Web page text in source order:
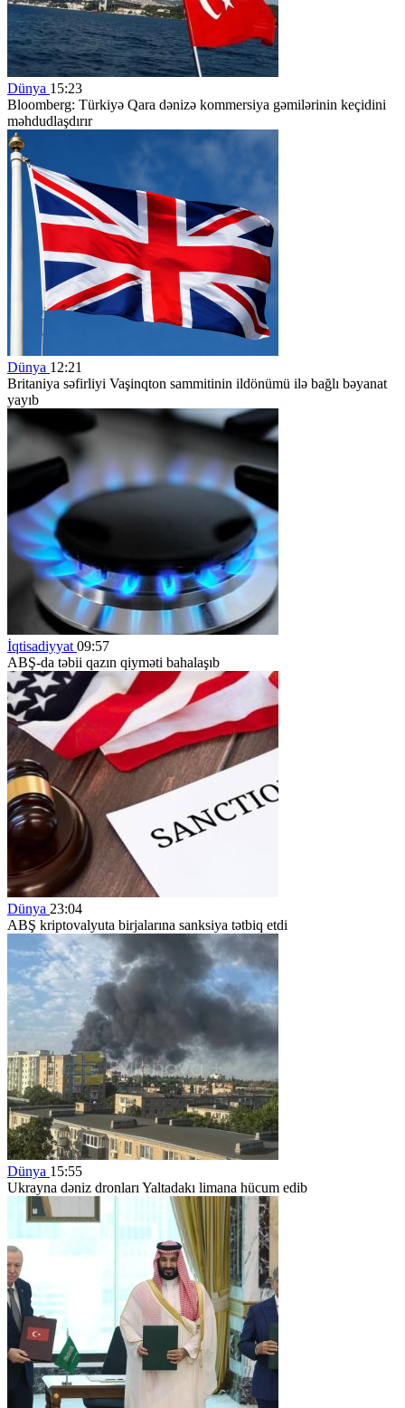
Dünya 15:23
Bloomberg: Türkiyə Qara dənizə kommersiya gəmilərinin keçidini
məhdudlaşdırır
Dünya 12:21
Britaniya səfirliyi Vaşinqton sammitinin ildönümü ilə bağlı bəyanat
yayıb
İqtisadiyyat 09:57
ABŞ-da təbii qazın qiyməti bahalaşıb
Dünya 23:04
ABŞ kriptovalyuta birjalarına sanksiya tətbiq etdi
Dünya 15:55
Ukrayna dəniz dronları Yaltadakı limana hücum edib